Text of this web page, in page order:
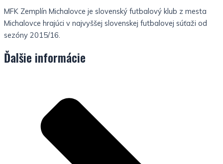
MFK Zemplín Michalovce je slovenský futbalový klub z mesta
Michalovce hrajúci v najvyššej slovenskej futbalovej súťaži od
sezóny 2015/16.
Ďalšie informácie